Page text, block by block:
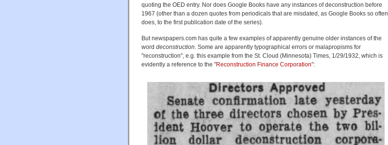
quoting the OED entry. Nor does Google Books have any instances of deconstruction before
1967 (other than a dozen quotes from periodicals that are misdated, as Google Books so often
does, to the first publication date of the series).
But newspapers.com has quite a few examples of apparently genuine older instances of the
word deconstruction. Some are apparently typographical errors or malapropisms for
"reconstruction", e.g. this example from the St. Cloud (Minnesota) Times, 1/29/1932, which is
evidently a reference to the "Reconstruction Finance Corporation":